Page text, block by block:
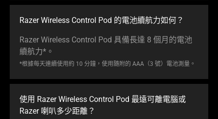
Razer Wireless Control Pod 的電池續航力如何？
Razer Wireless Control Pod 具備長達 8 個月的電池
續航力*。
*根據每天連續使用約 10 分鐘，使用隨附的 AAA（3 號）電池測量。
使用 Razer Wireless Control Pod 最遠可離電腦或
Razer 喇叭多少距離？